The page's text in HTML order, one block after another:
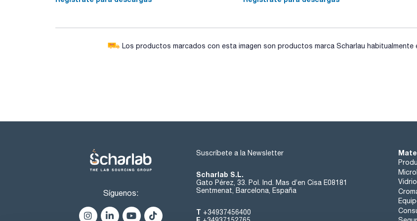
preensamblados con fritados de 25µm PE.
consultas@scharlab.com
Estan disponibles tambien columnas de recambio,
consultas@scharlab.com
Los productos marcados con esta imagen son productos marca Scharlau habitualmente
Síguenos:
Suscríbete a la Newsletter
Scharlab S.L.
Gato Pérez, 33. Pol. Ind. Mas d’en Cisa E08181
Sentmenat, Barcelona, España
T +34937456400